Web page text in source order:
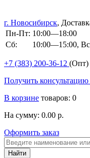
г. Новосибирск,
Пн-Пт: 10:00—18:00
Сб:
10:00—15:00,
+7 (383) 200-36-12 (Опт)
Получить
В корзине товаров: 0
На сумму: 0.00 р.
Оформить заказ